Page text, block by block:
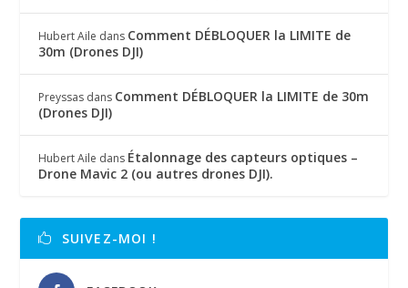
Hubert Aile dans Comment DÉBLOQUER la LIMITE de
30m (Drones DJI)
Preyssas dans Comment DÉBLOQUER la LIMITE de 30m
(Drones DJI)
Hubert Aile dans Étalonnage des capteurs optiques –
Drone Mavic 2 (ou autres drones DJI).
SUIVEZ-MOI !